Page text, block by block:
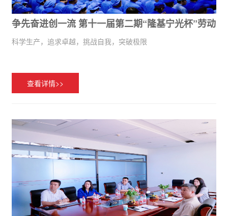
争先奋进创一流 第十一届第二期“隆基宁光杯”劳动
科学生产，追求卓越，挑战自我，突破极限
查看详情>>